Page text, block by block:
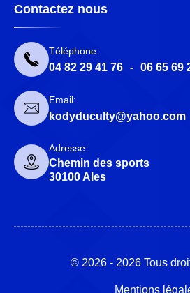
Contactez nous
Téléphone:
04 82 29 41 76 - 06 65 69
Email:
kodyduculty@yahoo.com
Adresse:
Chemin des sports
30100 Ales
© 2026 - 2026 Tous
Mentions